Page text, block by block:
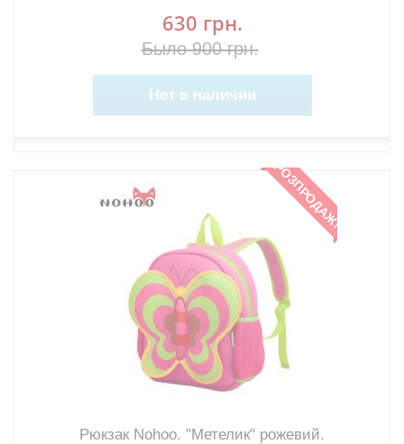
630 грн.
Было 900 грн.
Нет в наличии
РОЗПРОДАЖ!
Рюкзак Nohoo. "Метелик" рожевий.